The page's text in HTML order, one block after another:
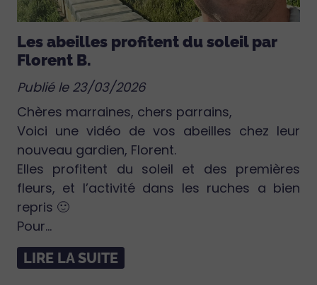
Les abeilles profitent du soleil par
Florent B.
Publié le 23/03/2026
Chères marraines, chers parrains,
Voici une vidéo de vos abeilles chez leur
nouveau gardien, Florent.
Elles profitent du soleil et des premières
fleurs, et l’activité dans les ruches a bien
repris 🙂
Pour...
LIRE LA SUITE